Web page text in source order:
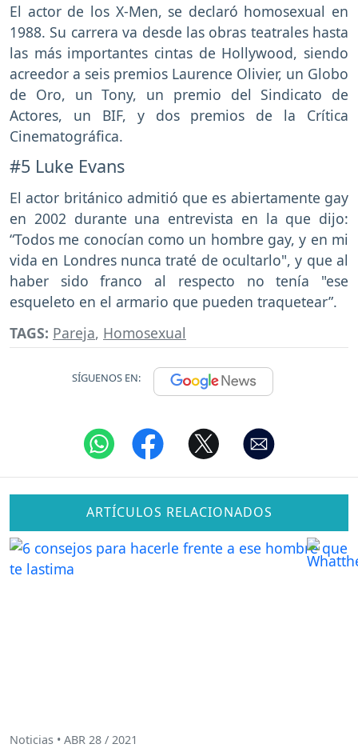
El actor de los X-Men, se declaró homosexual en
1988. Su carrera va desde las obras teatrales hasta
las más importantes cintas de Hollywood, siendo
acreedor a seis premios Laurence Olivier, un Globo
de Oro, un Tony, un premio del Sindicato de
Actores, un BIF, y dos premios de la Crítica
Cinematográfica.
#5 Luke Evans
El actor británico admitió que es abiertamente gay
en 2002 durante una entrevista en la que dijo:
“Todos me conocían como un hombre gay, y en mi
vida en Londres nunca traté de ocultarlo", y que al
haber sido franco al respecto no tenía "ese
esqueleto en el armario que pueden traquetear”.
TAGS: Pareja, Homosexual
SÍGUENOS EN:
ARTÍCULOS RELACIONADOS
Noticias • ABR 28 / 2021